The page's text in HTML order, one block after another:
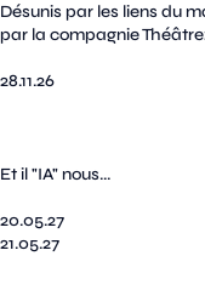
Désunis par les liens du
par la compagnie
28.11.26
Et il "IA" nous...
20.05.27
21.05.27